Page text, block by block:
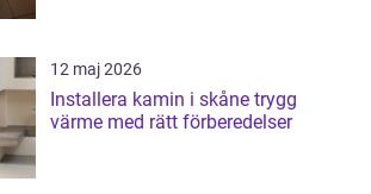
12 maj 2026
Installera kamin i skåne trygg
värme med rätt förberedelser